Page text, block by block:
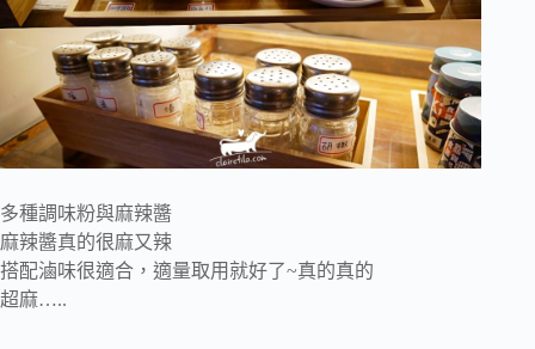
多種調味粉與麻辣醬
麻辣醬真的很麻又辣
搭配滷味很適合，適量取用就好了~真的真的
超麻…..